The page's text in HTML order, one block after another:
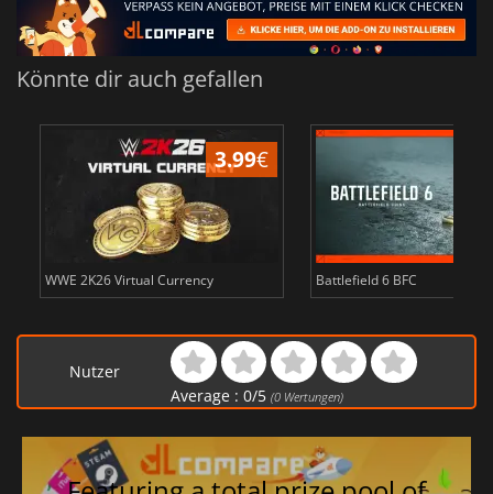
Könnte dir auch gefallen
3.99€
WWE 2K26 Virtual Currency Battlefield 6 BFC
Nutzer
Average : 0/5 (0Wertungen)